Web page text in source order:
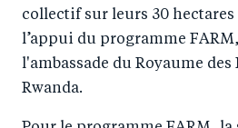
collectif sur leurs 30 hectares
l’appui du programme
l'ambassade du Royaume des
Rwanda.